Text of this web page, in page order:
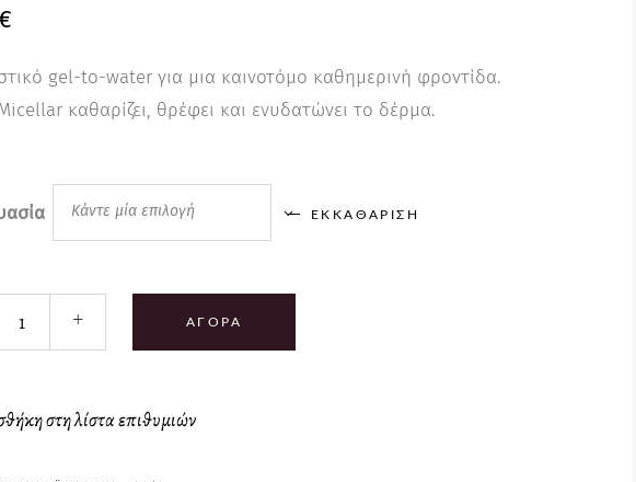
gel-to-water για μια καινοτόμο καθημερινή φροντίδα.
καθαρίζει, θρέφει και ενυδατώνει το δέρμα.
Κάντε μία επιλογή ΕΚΚΑΘΆΡΙΣΗ
+ ΑΓΟΡΆ
στη λίστα επιθυμιών